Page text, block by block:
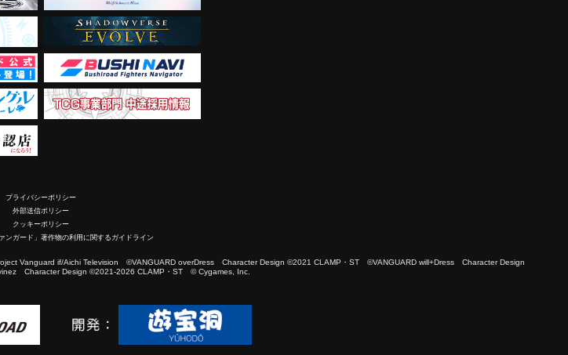
プライバシーポリシー
外部送信ポリシー
クッキーポリシー
ンガード」著作物の利用に関するガイドライン
Vanguard if/Aichi Television ©VANGUARD overDress Character Design ©2021 CLAMP・ST ©VANGUARD will+Dress Character Design
Character Design ©2021-2026 CLAMP・ST © Cygames, Inc.